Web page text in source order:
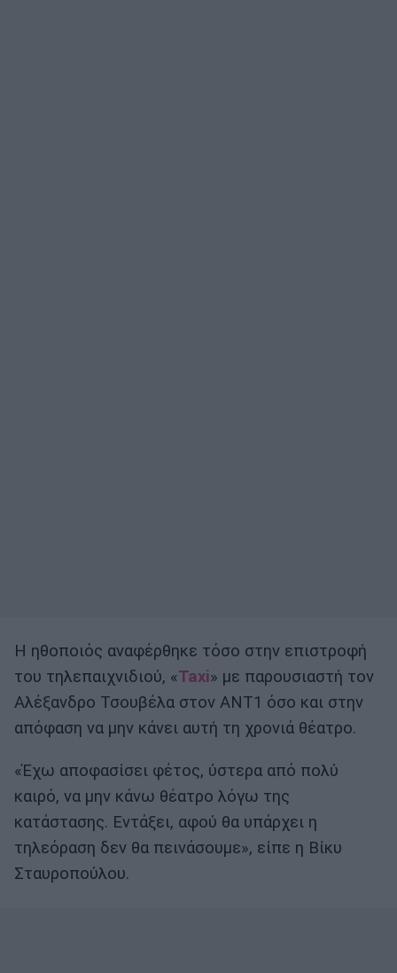
Η ηθοποιός αναφέρθηκε τόσο στην επιστροφή
του τηλεπαιχνιδιού, «Taxi» με παρουσιαστή τον
Αλέξανδρο Τσουβέλα στον ΑΝΤ1 όσο και στην
απόφαση να μην κάνει αυτή τη χρονιά θέατρο.
«Έχω αποφασίσει φέτος, ύστερα από πολύ
καιρό, να μην κάνω θέατρο λόγω της
κατάστασης. Εντάξει, αφού θα υπάρχει η
τηλεόραση δεν θα πεινάσουμε», είπε η Βίκυ
Σταυροπούλου.